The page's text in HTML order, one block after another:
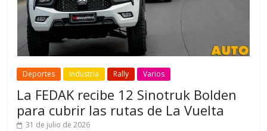
Deportes Industria Rally Varios
La FEDAK recibe 12 Sinotruk Bolden
para cubrir las rutas de La Vuelta
31 de julio de 2026